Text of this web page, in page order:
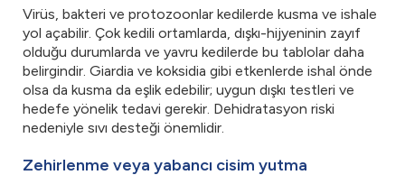
Virüs, bakteri ve protozoonlar kedilerde kusma ve ishale
yol açabilir. Çok kedili ortamlarda, dışkı-hijyeninin zayıf
olduğu durumlarda ve yavru kedilerde bu tablolar daha
belirgindir. Giardia ve koksidia gibi etkenlerde ishal önde
olsa da kusma da eşlik edebilir; uygun dışkı testleri ve
hedefe yönelik tedavi gerekir. Dehidratasyon riski
nedeniyle sıvı desteği önemlidir.
Zehirlenme veya yabancı cisim yutma